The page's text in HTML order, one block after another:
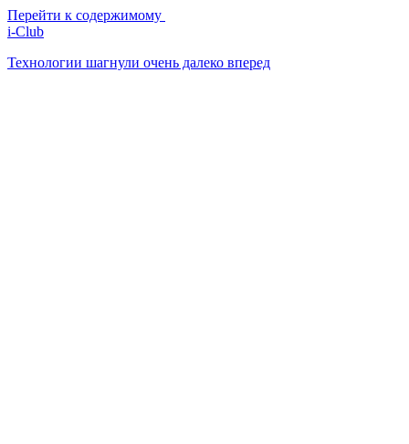
Перейти к содержимому
i-Club
Технологии шагнули очень далеко вперед